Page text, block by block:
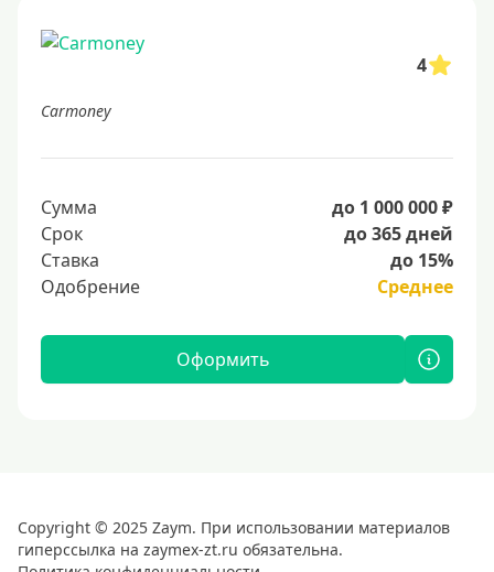
4
Carmoney
Сумма
до 1 000 000 ₽
Срок
до 365 дней
Ставка
до 15%
Одобрение
Среднее
Оформить
Copyright © 2025 Zaym. При использовании материалов
гиперссылка на zaymex-zt.ru обязательна.